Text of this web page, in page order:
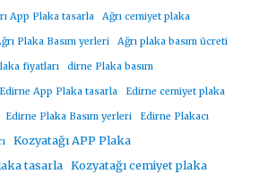
App Plaka tasarla Ağrı cemiyet plaka
Plaka Basım yerleri Ağrı plaka basım ücreti
fiyatları dirne Plaka basım
Edirne App Plaka tasarla Edirne cemiyet plaka
Edirne Plaka Basım yerleri Edirne Plakacı
Kozyatağı APP Plaka
tasarla
Kozyatağı cemiyet plaka